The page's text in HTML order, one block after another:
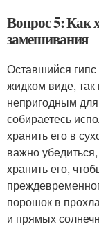
Вопрос 5: Как
замешивания
Оставшийся
жидком виде, так
непригодным
собираетесь
хранить его в
важно
хранить его,
порошок в
и прямых